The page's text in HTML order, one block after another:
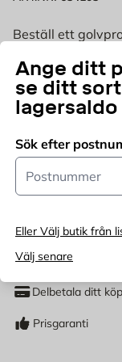
Ange ditt
se ditt
lagersaldo
Sök efter
Postnummer
Eller Välj butik från
Välj senare
Beställ ett
ångerrätt på
Läs mer
Ange
29,95 KR
st
Delbetala ditt köp
Prisgaranti